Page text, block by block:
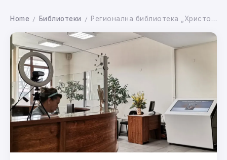
Home / Библиотеки / Регионална библиотека „Христо Смирненски“ – Плевен представя нов интерактивен киоск за бърз достъп до информация